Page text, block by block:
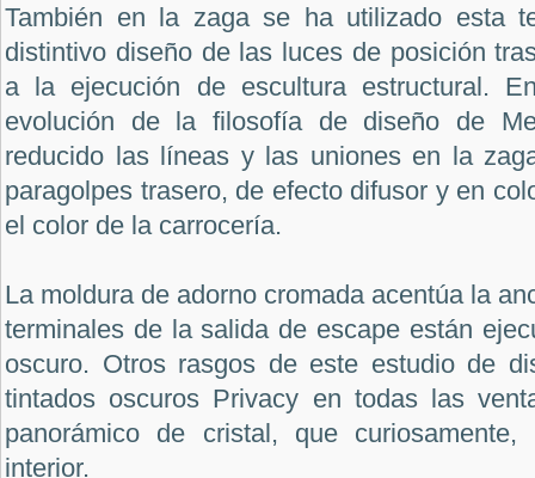
También en la zaga se ha utilizado esta
distintivo diseño de las luces de posición
a la ejecución de escultura estructural.
evolución de la filosofía de diseño de
reducido las líneas y las uniones en la
paragolpes trasero, de efecto difusor y en
el color de la carrocería.
La moldura de adorno cromada acentúa la
terminales de la salida de escape están
oscuro. Otros rasgos de este estudio de
tintados oscuros Privacy en todas las
panorámico de cristal, que
interior.